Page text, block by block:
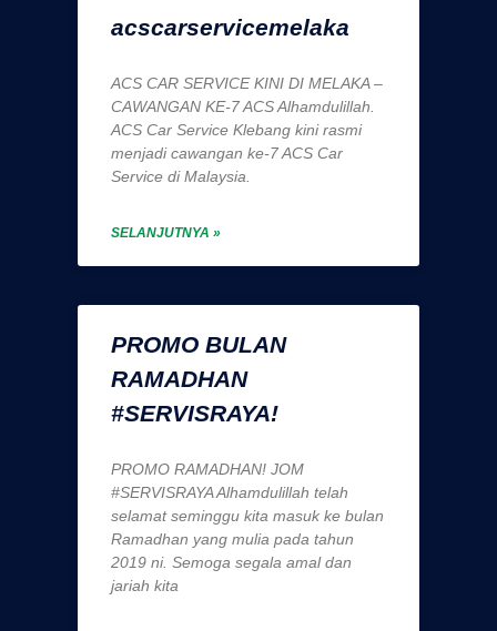
acscarservicemelaka
ACS CAR SERVICE KINI DI MELAKA –
CAWANGAN KE-7 ACS Alhamdulillah.
ACS Car Service Klebang kini rasmi
menjadi cawangan ke-7 ACS Car
Service di Malaysia.
SELANJUTNYA »
PROMO BULAN
RAMADHAN
#SERVISRAYA!
PROMO RAMADHAN! JOM
#SERVISRAYA Alhamdulillah telah
selamat seminggu kita masuk ke bulan
Ramadhan yang mulia pada tahun
2019 ni. Semoga segala amal dan
jariah kita